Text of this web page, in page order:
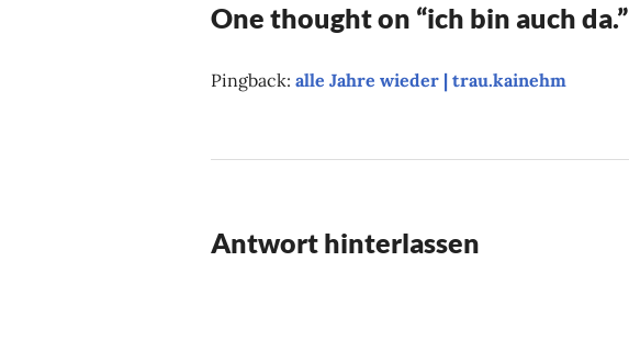
One thought on “ich bin auch da.”
Pingback: alle Jahre wieder | trau.kainehm
Antwort hinterlassen